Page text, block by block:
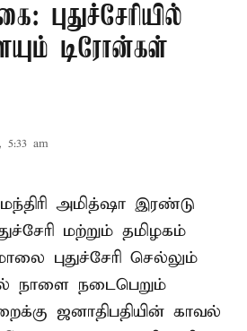
புதுச்சேரியில்
டிரோன்கள்
5:33 am
அமித்ஷா இரண்டு
மற்றும் தமிழகம்
புதுச்சேரி செல்லும்
நாளை நடைபெறும்
ஜனாதிபதியின் காவல்